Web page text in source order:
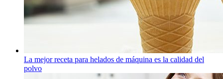
La mejor receta para helados de máquina es la calidad del
polvo